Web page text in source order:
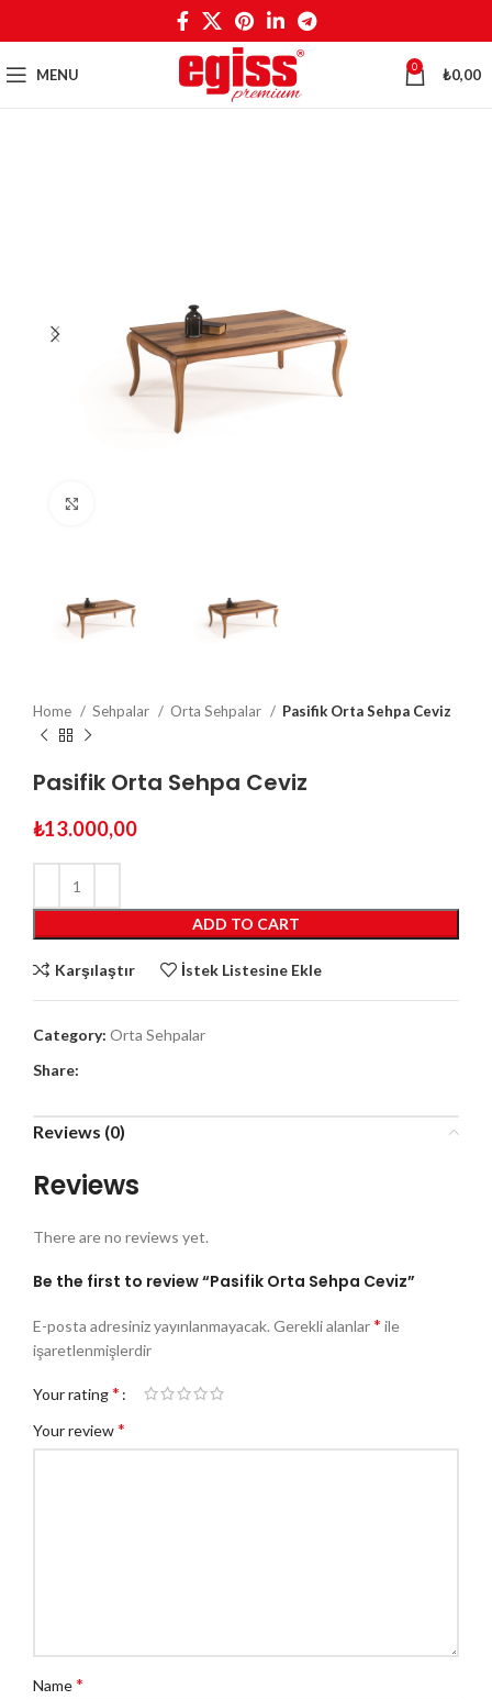
MENU 0 ₺0,00
Home Sehpalar Orta Sehpalar Pasifik Orta Sehpa Ceviz
Pasifik Orta Sehpa Ceviz
₺13.000,00
ADD TO CART
Karşılaştır İstek Listesine Ekle
Category: Orta Sehpalar
Share:
Reviews (0)
Reviews
There are no reviews yet.
Be the first to review “Pasifik Orta Sehpa Ceviz”
E-posta adresiniz yayınlanmayacak. Gerekli alanlar* ile
işaretlenmişlerdir
Your rating*
Your review*
Name*